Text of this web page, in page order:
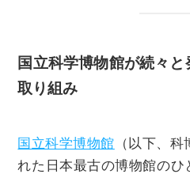
国立科学博物館が続々
取り組み
国立科学博物館 （以下、
れた日本最古の博物館の